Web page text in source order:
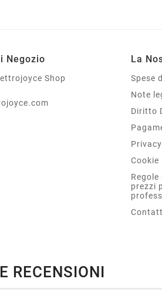
Negozio
Shop
La
Spese
Note
Diritto
Privacy
Cookie
prezzi
RECENSIONI